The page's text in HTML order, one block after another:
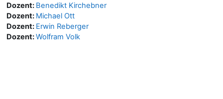
Dozent: Benedikt Kirchebner
Dozent: Michael Ott
Dozent: Erwin Reberger
Dozent:Wolfram Volk